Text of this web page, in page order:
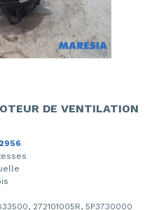
DE VENTILATION
272101005R, 5P3730000